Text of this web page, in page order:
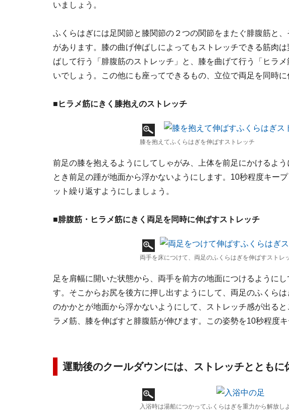
いましょう。
ふくらはぎには足関節と膝関節の２つの関節をまたぐ腓腹筋と
があります。膝の曲げ伸ばしによってもストレッチできる筋肉
ばして行う「腓腹筋のストレッチ」と、膝を曲げて行う「ヒラ
いでしょう。この他にも座ってできるもの、立位で両足を同時に
■ヒラメ筋にきく膝抱えのストレッチ
膝を抱えてふくらはぎを伸ばすストレッチ
前足の膝を抱えるようにしてしゃがみ、上体を前足にかけるよ
とき前足の踵が地面から浮かないようにします。10秒程度キー
ット繰り返すようにしましょう。
■腓腹筋・ヒラメ筋にきく両足を同時に伸ばすストレッチ
両手を床につけて、両足のふくらはぎを伸ばすストレ
足を肩幅に開いた状態から、両手を前方の地面につけるように
す。そこからお尻を後方に押し出すようにして、両足のふくら
のかかとが地面から浮かないようにして、ストレッチ感が出る
ラメ筋、膝を伸ばすと腓腹筋が伸びます。この姿勢を10秒程度
運動後のクールダウンには、ストレッチとともに
入浴時は湯船につかってふくらはぎを重力から解放し